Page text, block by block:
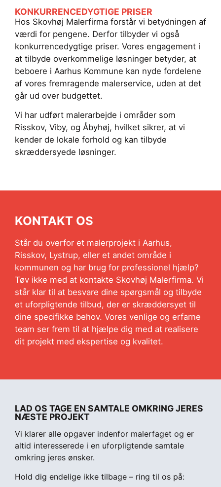
KONKURRENCEDYGTIGE PRISER
Hos Skovhøj Malerfirma forstår vi betydningen af
værdi for pengene. Derfor tilbyder vi også
konkurrencedygtige priser. Vores engagement i
at tilbyde overkommelige løsninger betyder, at
beboere i Aarhus Kommune kan nyde fordelene
af vores fremragende malerservice, uden at det
går ud over budgettet.
Vi har udført malerarbejde i områder som
Risskov, Viby, og Åbyhøj, hvilket sikrer, at vi
kender de lokale forhold og kan tilbyde
skræddersyede løsninger.
KONTAKT OS
Står du overfor et malerprojekt i Aarhus,
Risskov, Lystrup, eller et andet område i
kommunen og har brug for professionel hjælp?
Tøv ikke med at kontakte Skovhøj Malerfirma. Vi
står klar til at besvare dine spørgsmål og tilbyde
et uforpligtende tilbud, der er skræddersyet til
dine specifikke behov. Vores venlige og erfarne
team ser frem til at hjælpe dig med at realisere
dit projekt med ekspertise og kvalitet.
LAD OS TAGE EN SAMTALE OMKRING JERES
NÆSTE PROJEKT
Vi klarer alle opgaver indenfor malerfaget og er
altid interesserede i en uforpligtende samtale
omkring jeres ønsker.
Hold dig endelige ikke tilbage – ring til os på: